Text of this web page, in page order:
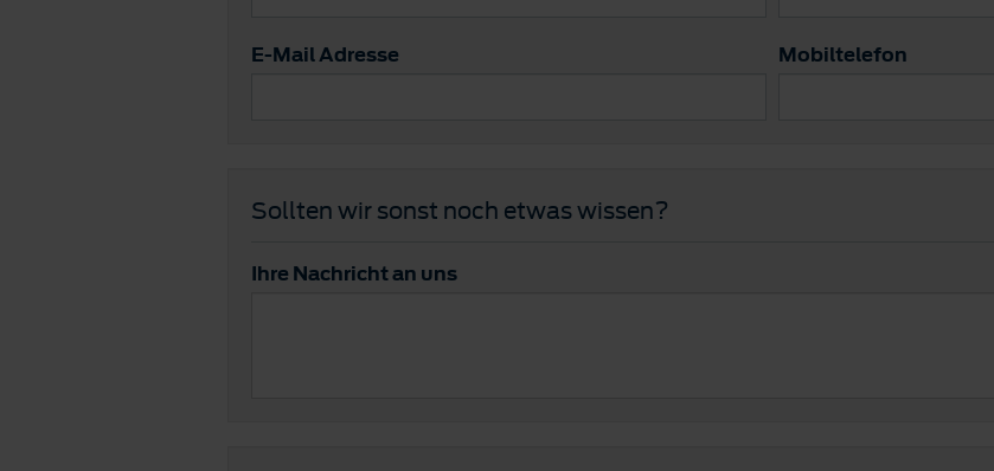
E-Mail Adresse Mobiltelefon
Sollten wir sonst noch etwas wissen?
Ihre Nachricht an uns